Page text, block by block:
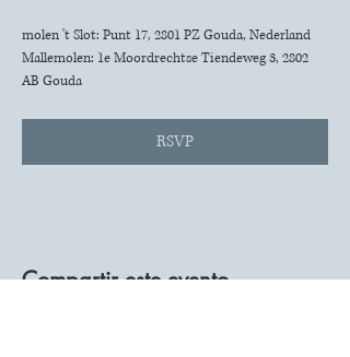
molen 't Slot: Punt 17, 2801 PZ Gouda, Nederland
Mallemolen: 1e Moordrechtse Tiendeweg 3, 2802
AB Gouda
RSVP
Compartir este evento